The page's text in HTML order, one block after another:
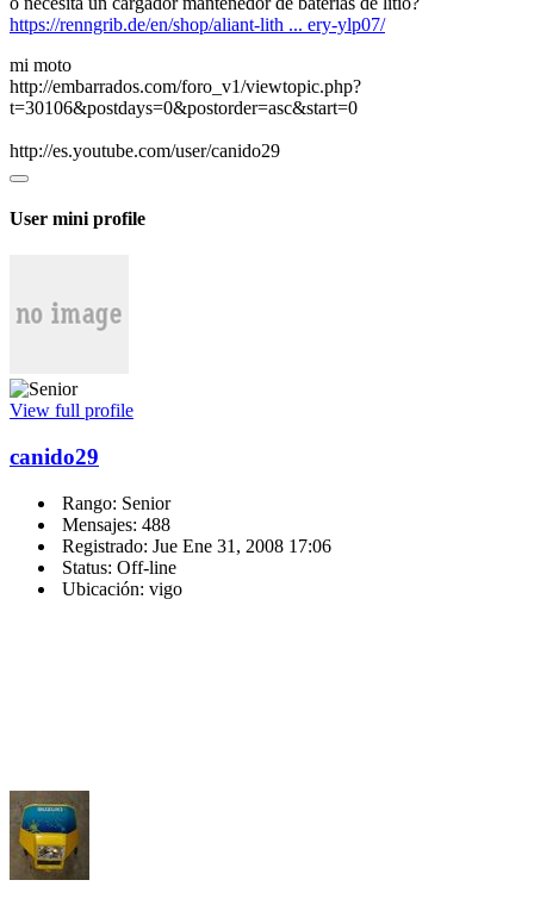
https://renngrib.de/en/shop/aliant-lith ... ery-ylp07/
mi moto
http://embarrados.com/foro_v1/viewtopic.php?
t=30106&postdays=0&postorder=asc&start=0
http://es.youtube.com/user/canido29
User mini profile
View full profile
canido29
Rango: Senior
Mensajes: 488
Registrado: Jue Ene 31, 2008 17:06
Status: Off-line
Ubicación: vigo